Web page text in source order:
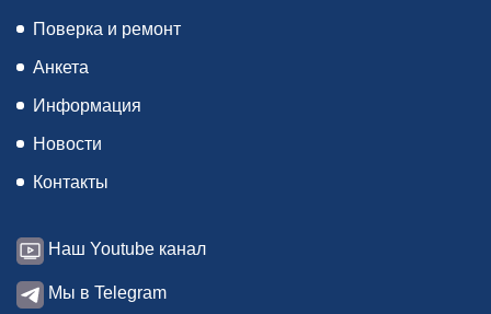
Поверка и ремонт
Анкета
Информация
Новости
Контакты
Наш Youtube канал
Мы в Telegram